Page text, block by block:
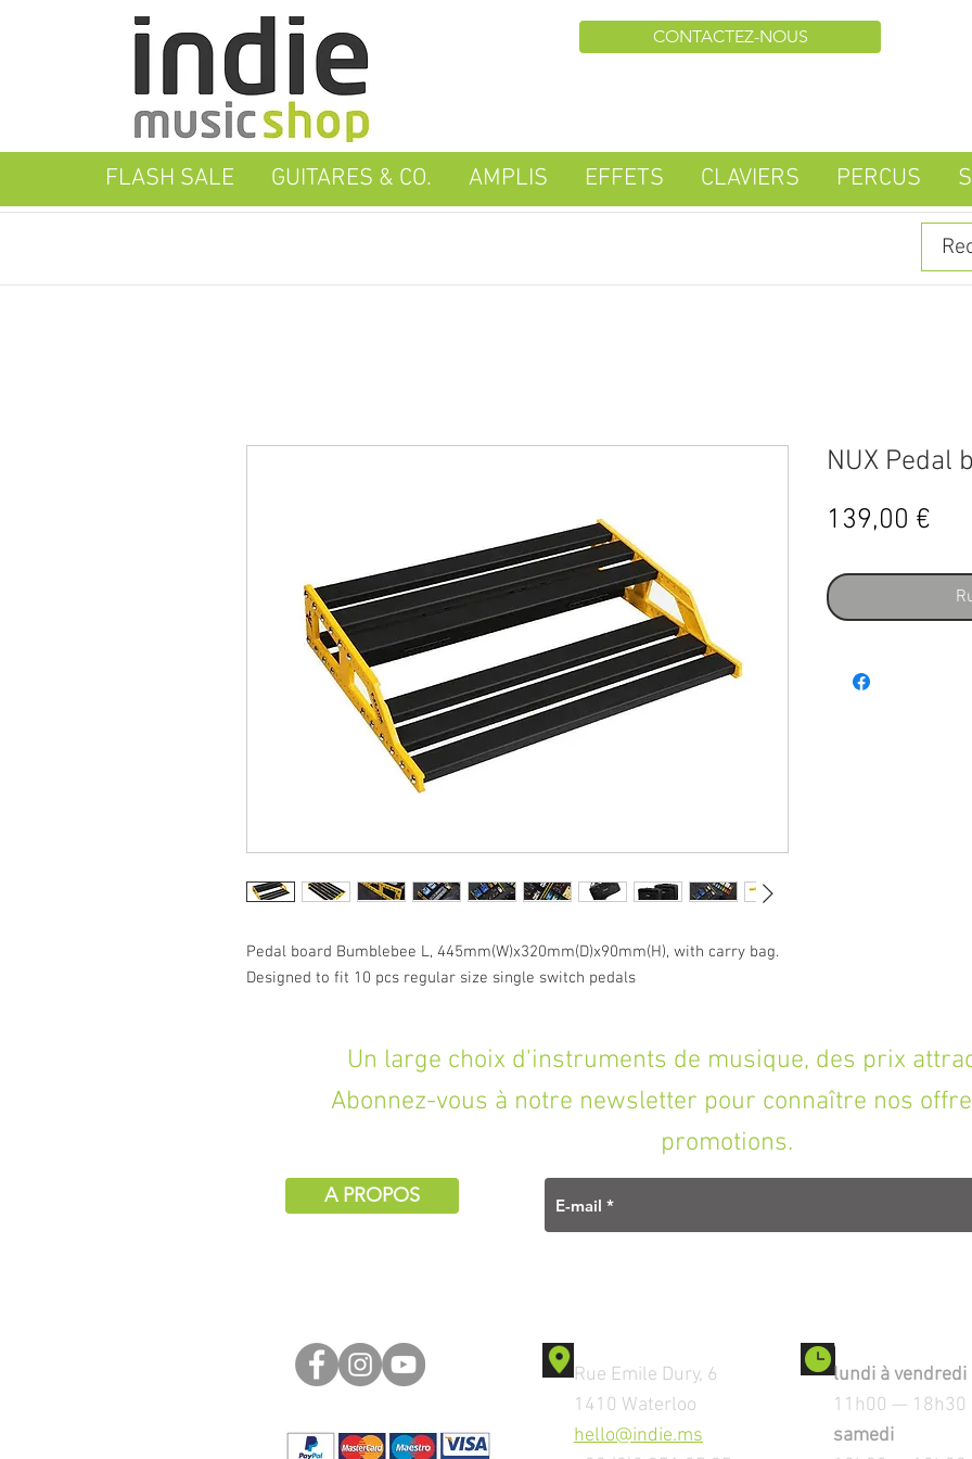
CONTACTEZ-NOUS
FLASH SALE GUITARES & CO. AMPLIS EFFETS CLAVIERS PERCUS
Pedal board Bumblebee L, 445mm(W)x320mm(D)x90mm(H), with carry bag.
Designed to fit 10 pcs regular size single switch pedals
NUX Pedal
139,00 €
Un large choix d'instruments de musique, des prix
Abonnez-vous à notre newsletter pour connaître nos
promotions.
A PROPOS
Rue Emile Dury, 6
1410 Waterloo
hello@indie.ms
Ouverture
lundi à vendredi
11h00 — 18h30
samedi